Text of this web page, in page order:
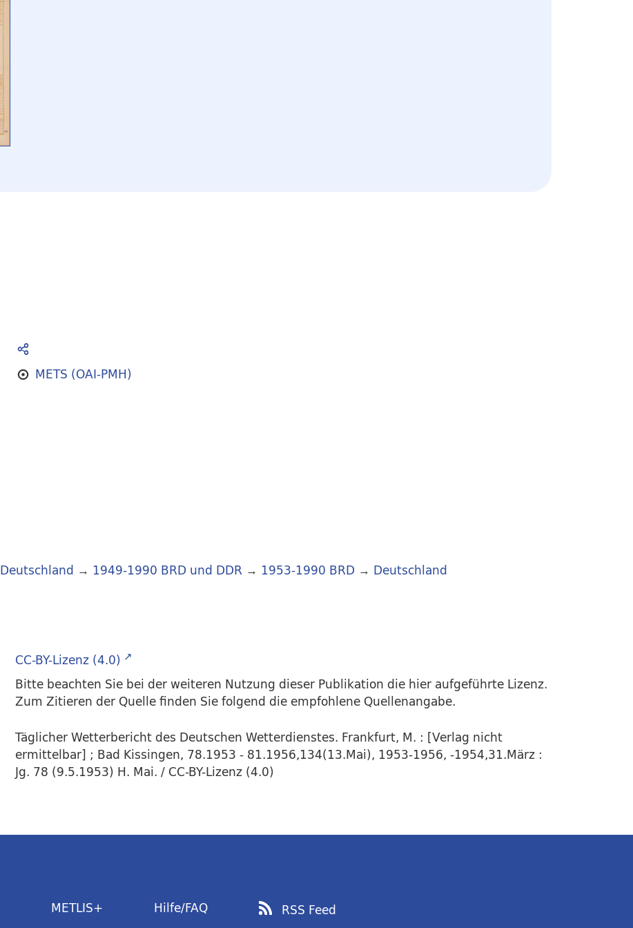
METS (OAI-PMH)
Deutschland → 1949-1990 BRD und DDR → 1953-1990 BRD → Deutschland
CC-BY-Lizenz (4.0)
Bitte beachten Sie bei der weiteren Nutzung dieser Publikation die hier aufgeführte Lizenz.
Zum Zitieren der Quelle finden Sie folgend die empfohlene Quellenangabe.
Täglicher Wetterbericht des Deutschen Wetterdienstes. Frankfurt, M. : [Verlag nicht
ermittelbar] ; Bad Kissingen, 78.1953 - 81.1956,134(13.Mai), 1953-1956, -1954,31.März :
Jg. 78 (9.5.1953) H. Mai. / CC-BY-Lizenz (4.0)
METLIS+ Hilfe/FAQ RSS Feed